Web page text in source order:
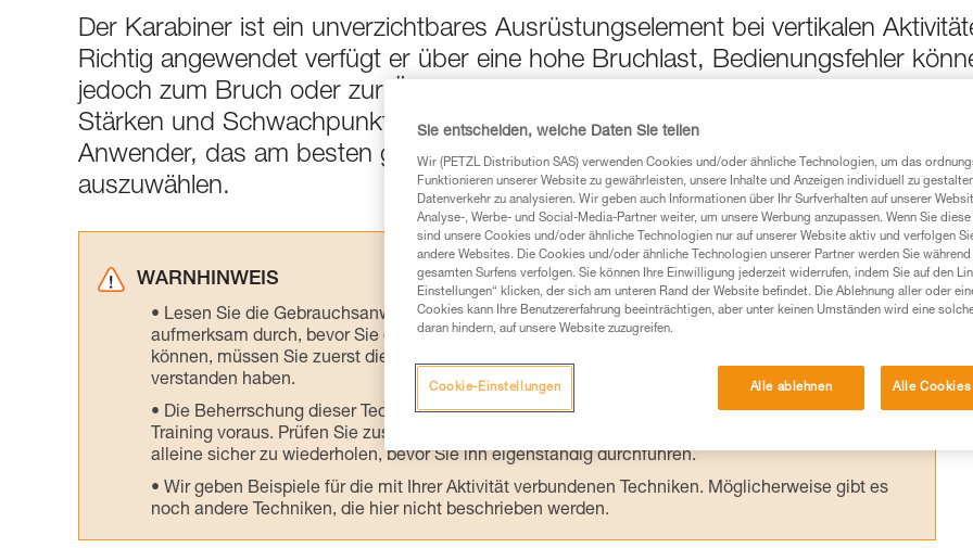
Der Karabiner ist ein unverzichtbares Ausrüstungselement bei vertikalen
Richtig angewendet verfügt er über eine hohe Bruchlast, Bedienungsfehler
jedoch zum Bruch oder zur Öffnung des Karabiners führen. Die Kenntnis der
Stärken und Schwachpunkte der einzelnen Karabiner ermöglicht es dem
Anwender, das am besten geeignete Produkt für jeden Verwendungszweck
auszuwählen.
WARNHINWEIS
Lesen Sie die Gebrauchsanweisungen der Produkte, um die es in diesem Tech Tipp geht,
aufmerksam durch, bevor Sie diesen zu Rate ziehen. Um diese Zusatzinformationen verstehen zu
können, müssen Sie zuerst die in der Gebrauchsanweisung enthaltenen Informationen richtig
verstanden haben.
Die Beherrschung dieser Techniken setzt eine entsprechende Ausbildung und ein spezielles
Training voraus. Prüfen Sie zusammen mit einem Profi, ob Sie in der Lage sind, den Vorgang
alleine sicher zu wiederholen, bevor Sie ihn eigenständig durchführen.
Wir geben Beispiele für die mit Ihrer Aktivität verbundenen Techniken. Möglicherweise gibt es
noch andere Techniken, die hier nicht beschrieben werden.
Sie entscheiden, welche Daten Sie teilen
Wir (PETZL Distribution SAS) verwenden Cookies und/oder ähnliche Technologien, um das
Funktionieren unserer Website zu gewährleisten, unsere Inhalte und Anzeigen individuell zu
Datenverkehr zu analysieren. Wir geben auch Informationen über Ihr Surfverhalten auf unserer
Analyse-, Werbe- und Social-Media-Partner weiter, um unsere Werbung anzupassen. Wenn Sie
sind unsere Cookies und/oder ähnliche Technologien nur auf unserer Website aktiv und verfolgen
andere Websites. Die Cookies und/oder ähnliche Technologien unserer Partner werden Sie während
gesamten Surfens verfolgen. Sie können Ihre Einwilligung jederzeit widerrufen, indem Sie auf den
Einstellungen“ klicken, der sich am unteren Rand der Website befindet. Die Ablehnung aller oder
Cookies kann Ihre Benutzererfahrung beeinträchtigen, aber unter keinen Umständen wird eine
daran hindern, auf unsere Website zuzugreifen.
Alle ablehnen Alle
Cookie-Einstellungen